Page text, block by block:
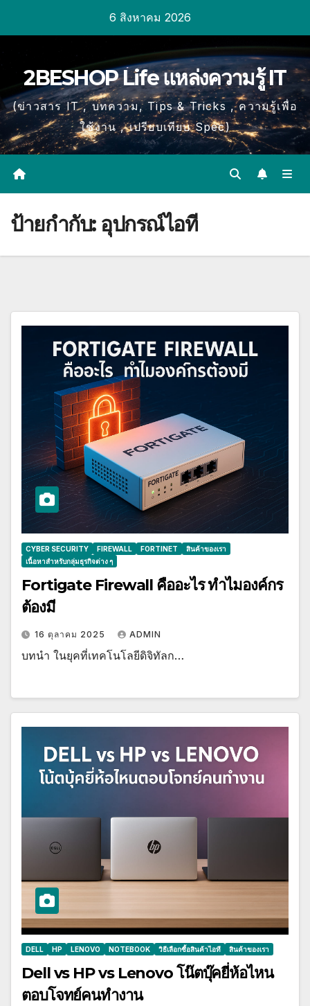
content
6 สิงหาคม 2026
2BESHOP Life แหล่งความรู้ IT
(ข่าวสาร IT , บทความ, Tips & Tricks , ความรู้เพื่อ
ใช้งาน , เปรียบเทียบ Spec)
ป้ายกำกับ: อุปกรณ์ไอที
CYBER SECURITY FIREWALL FORTINET
สินค้าของเรา
เนื้อหาสำหรับกลุ่มธุรกิจต่าง ๆ
Fortigate Firewall คืออะไร ทำไมองค์กร
ต้องมี
16 ตุลาคม 2025 ADMIN
บทนำ ในยุคที่เทคโนโลยีดิจิทัลก…
DELL HP LENOVO NOTEBOOK วิธีเลือกซื้อสินค้าไอที สินค้าของเรา
Dell vs HP vs Lenovo โน๊ตบุ๊คยี่ห้อไหน
ตอบโจทย์คนทำงาน